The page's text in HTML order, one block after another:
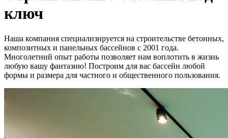
ключ
Наша компания специализируется на строительстве бетонных,
композитных и панельных бассейнов с 2001 года.
Многолетний опыт работы позволяет нам воплотить в жизнь
любую вашу фантазию! Построим для вас бассейн любой
формы и размера для частного и общественного пользования.